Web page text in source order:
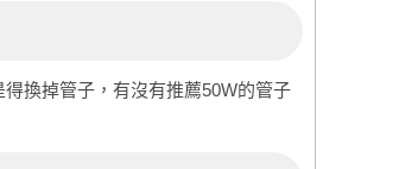
換掉管子，有沒有推薦50W的管子